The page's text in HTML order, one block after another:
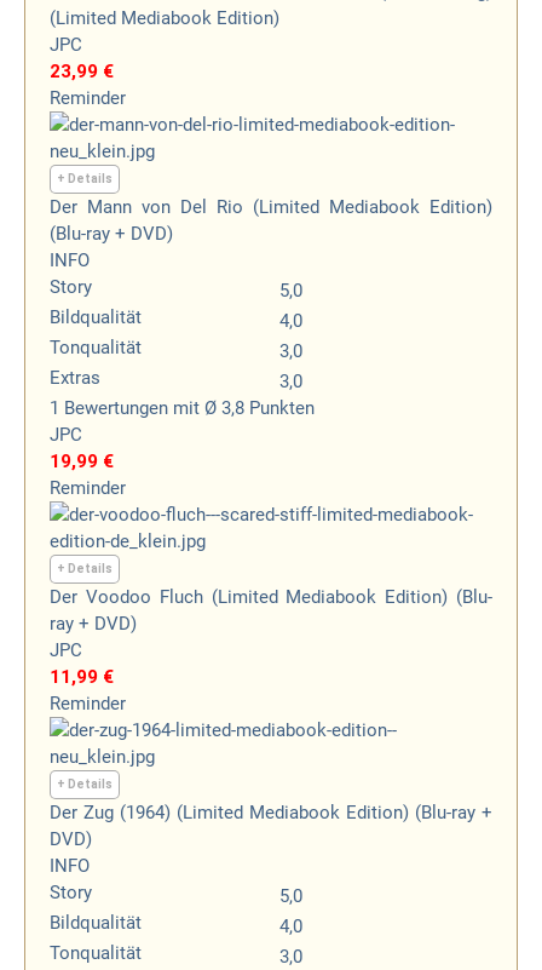
(Limited Mediabook Edition)
JPC
23,99 €
Reminder
+ Details
Der Mann von Del Rio (Limited Mediabook Edition)
(Blu-ray + DVD)
INFO
Story
5,0
Bildqualität
4,0
Tonqualität
3,0
Extras
3,0
1 Bewertungen mit Ø 3,8 Punkten
JPC
19,99 €
Reminder
+ Details
Der Voodoo Fluch (Limited Mediabook Edition) (Blu-
ray + DVD)
JPC
11,99 €
Reminder
+ Details
Der Zug (1964) (Limited Mediabook Edition) (Blu-ray +
DVD)
INFO
Story
5,0
Bildqualität
4,0
Tonqualität
3,0